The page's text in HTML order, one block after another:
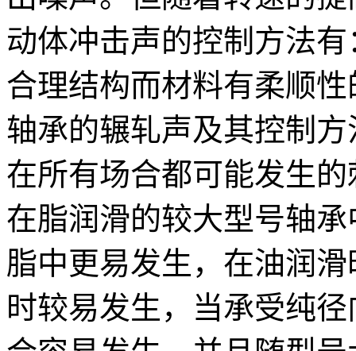
动体冲击声的控制方法
合理结构而材料有柔顺
轴承的辗轧声及其控制
在所有场合都可能发生
在脂润滑的较大型号轴
脂中更易发生，在油润
时较易发生，当承受纯